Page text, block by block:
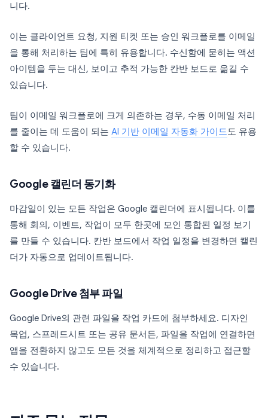
니다.
이는 클라이언트 요청, 지원 티켓 또는 승인 워크플로를 이메일
을 통해 처리하는 팀에 특히 유용합니다. 수신함에 묻히는 액션
아이템을 두는 대신, 보이고 추적 가능한 칸반 보드로 옮길 수
있습니다.
팀이 이메일 워크플로에 크게 의존하는 경우, 수동 이메일 처리
를 줄이는 데 도움이 되는 AI 기반 이메일 자동화 가이드도 유용
할 수 있습니다.
Google 캘린더 동기화
마감일이 있는 모든 작업은 Google 캘린더에 표시됩니다. 이를
통해 회의, 이벤트, 작업이 모두 한곳에 모인 통합된 일정 보기
를 만들 수 있습니다. 칸반 보드에서 작업 일정을 변경하면 캘린
더가 자동으로 업데이트됩니다.
Google Drive 첨부 파일
Google Drive의 관련 파일을 작업 카드에 첨부하세요. 디자인
목업, 스프레드시트 또는 공유 문서든, 파일을 작업에 연결하면
앱을 전환하지 않고도 모든 것을 체계적으로 정리하고 접근할
수 있습니다.